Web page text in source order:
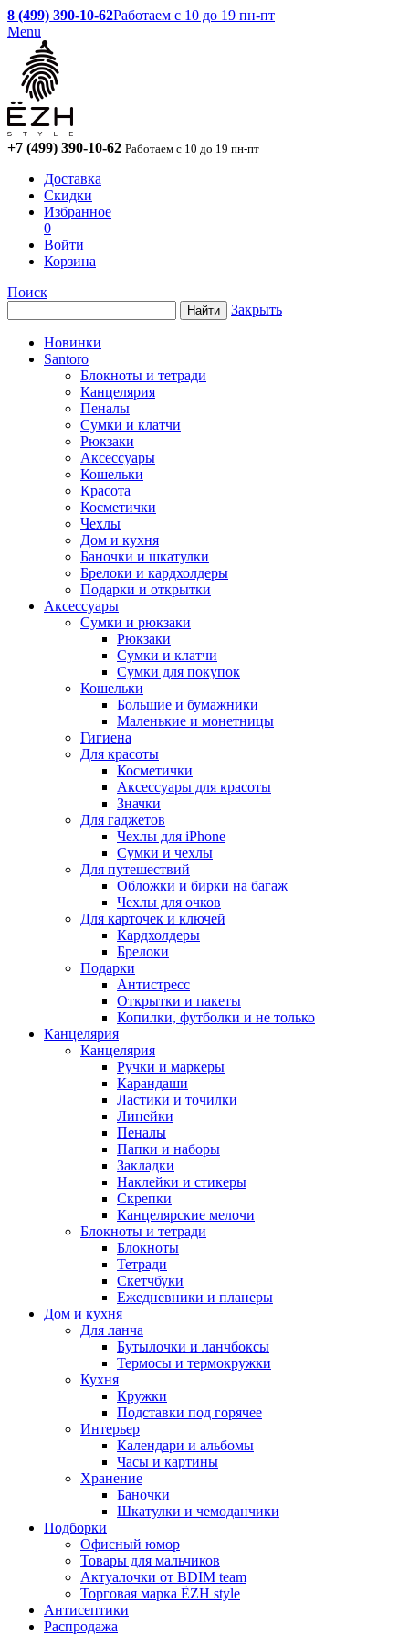
8 (499) 390-10-62Работаем с 10 до 19 пн-пт
Menu
+7 (499) 390-10-62 Работаем с 10 до 19 пн-пт
Доставка
Скидки
Избранное
0
Войти
Корзина
Поиск
Закрыть
Новинки
Santoro
Блокноты и тетради
Канцелярия
Пеналы
Сумки и клатчи
Рюкзаки
Аксессуары
Кошельки
Красота
Косметички
Чехлы
Дом и кухня
Баночки и шкатулки
Брелоки и кардхолдеры
Подарки и открытки
Аксессуары
Сумки и рюкзаки
Рюкзаки
Сумки и клатчи
Сумки для покупок
Кошельки
Большие и бумажники
Маленькие и монетницы
Гигиена
Для красоты
Косметички
Аксессуары для красоты
Значки
Для гаджетов
Чехлы для iPhone
Сумки и чехлы
Для путешествий
Обложки и бирки на багаж
Чехлы для очков
Для карточек и ключей
Кардхолдеры
Брелоки
Подарки
Антистресс
Открытки и пакеты
Копилки, футболки и не только
Канцелярия
Канцелярия
Ручки и маркеры
Карандаши
Ластики и точилки
Линейки
Пеналы
Папки и наборы
Закладки
Наклейки и стикеры
Скрепки
Канцелярские мелочи
Блокноты и тетради
Блокноты
Тетради
Скетчбуки
Ежедневники и планеры
Дом и кухня
Для ланча
Бутылочки и ланчбоксы
Термосы и термокружки
Кухня
Кружки
Подставки под горячее
Интерьер
Календари и альбомы
Часы и картины
Хранение
Баночки
Шкатулки и чемоданчики
Подборки
Офисный юмор
Товары для мальчиков
Актуалочки от BDIM team
Торговая марка ЁZH style
Антисептики
Распродажа